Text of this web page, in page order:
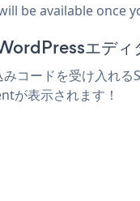
be available once
エディ
コードを受け入れ
が表示されます！